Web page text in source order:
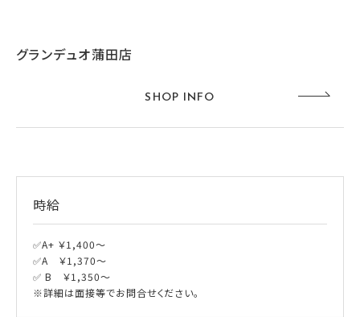
グランデュオ蒲田店
SHOP INFO
時給
✅A+ ￥1,400～
✅A ￥1,370～
✅ B ￥1,350～
※詳細は面接等でお問合せください。